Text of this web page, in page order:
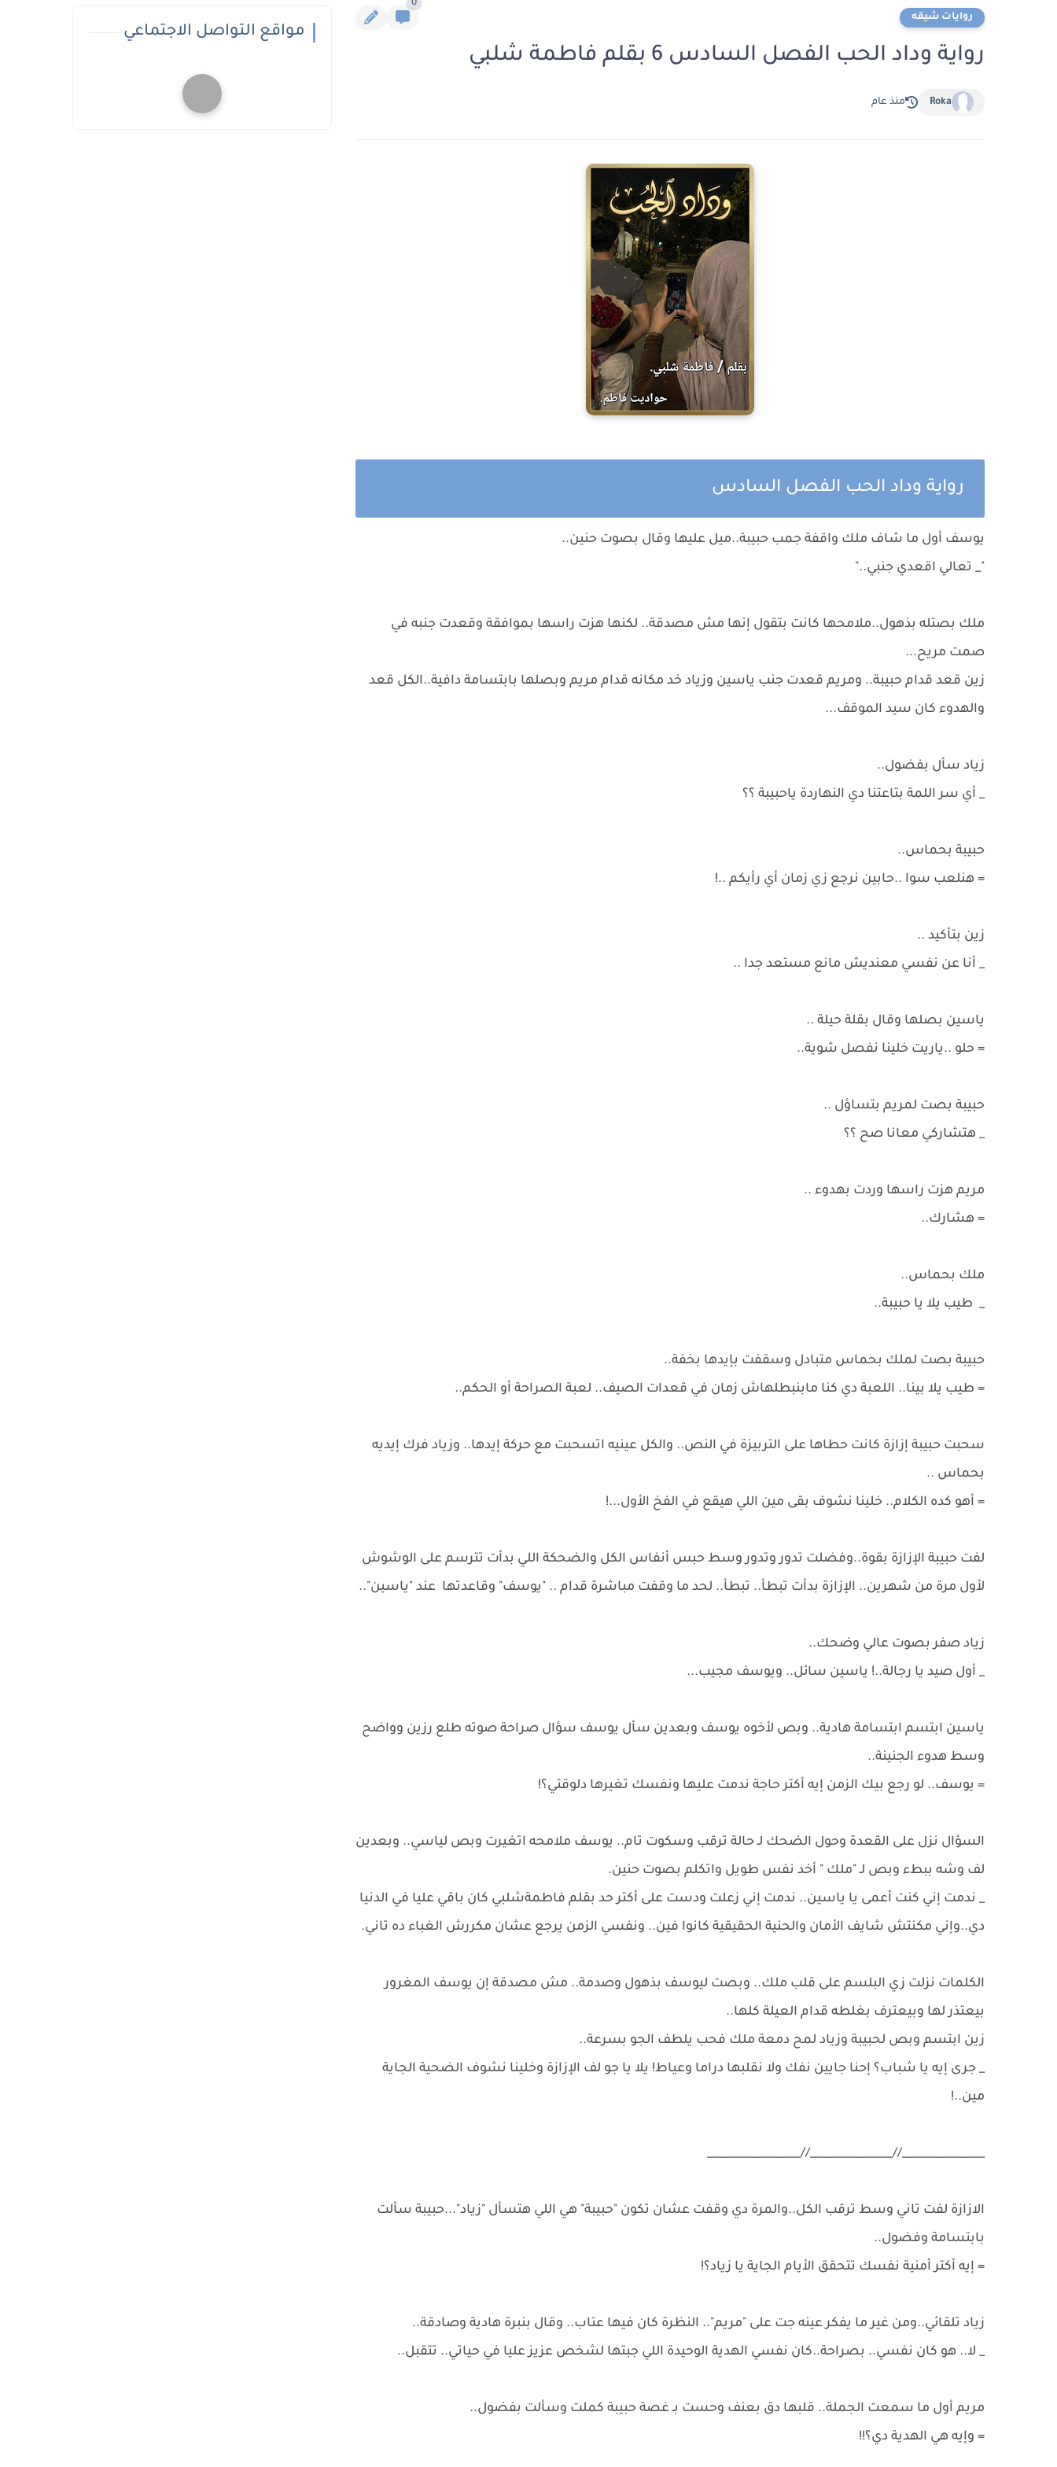
روايات شيقه
0
رواية وداد الحب الفصل السادس 6 بقلم فاطمة شلبي
Roka منذ عام
رواية وداد الحب الفصل السادس
يوسف أول ما شاف ملك واقفة جمب حبيبة..ميل عليها وقال بصوت حنين..
​"_ تعالي اقعدي جنبي.."
​ملك بصتله بذهول..ملامحها كانت بتقول إنها مش مصدقة.. لكنها هزت راسها بموافقة وقعدت جنبه في
صمت مريح...
​زين قعد قدام حبيبة.. ومريم قعدت جنب ياسين وزياد خد مكانه قدام مريم وبصلها بابتسامة دافية..الكل قعد
والهدوء كان سيد الموقف...
زياد سأل بفضول..
_ أي سر اللمة بتاعتنا دي النهاردة ياحبيبة ؟؟
حبيبة بحماس..
= هنلعب سوا ..حابين نرجع زي زمان أي رأيكم ..!
زين بتأكيد ..
_ أنا عن نفسي معنديش مانع مستعد جدا ..
ياسين بصلها وقال بقلة حيلة ..
= حلو ..ياريت خلينا نفصل شوية..
حبيبة بصت لمريم بتساؤل ..
_ هتشاركي معانا صح ؟؟
مريم هزت راسها وردت بهدوء ..
= هشارك..
ملك بحماس..
_ طيب يلا يا حبيبة..
حبيبة بصت لملك بحماس متبادل وسقفت بإيدها بخفة..
​= طيب يلا بينا.. اللعبة دي كنا مابنبطلهاش زمان في قعدات الصيف.. لعبة الصراحة أو الحكم..
​سحبت حبيبة إزازة كانت حطاها على التربيزة في النص.. والكل عينيه اتسحبت مع حركة إيدها.. وزياد فرك إيديه
بحماس ..
​= أهو كده الكلام.. خلينا نشوف بقى مين اللي هيقع في الفخ الأول...!
​لفت حبيبة الإزازة بقوة..وفضلت تدور وتدور وسط حبس أنفاس الكل والضحكة اللي بدأت تترسم على الوشوش
لأول مرة من شهرين.. الإزازة بدأت تبطأ.. تبطأ.. لحد ما وقفت مباشرة قدام .. "يوسف" وقاعدتها عند "ياسين"..
​زياد صفر بصوت عالي وضحك..
​_ أول صيد يا رجالة..! ياسين سائل.. ويوسف مجيب...
​ياسين ابتسم ابتسامة هادية.. وبص لأخوه يوسف وبعدين سأل يوسف سؤال صراحة صوته طلع رزين وواضح
وسط هدوء الجنينة..
​= يوسف.. لو رجع بيك الزمن إيه أكتر حاجة ندمت عليها ونفسك تغيرها دلوقتي؟!
​السؤال نزل على القعدة وحول الضحك لـ حالة ترقب وسكوت تام.. يوسف ملامحه اتغيرت وبص لياسي.. وبعدين
لف وشه ببطء وبص لـ "ملك " أخد نفس طويل واتكلم بصوت حنين.
​_ ندمت إني كنت أعمى يا ياسين.. ندمت إني زعلت ودست على أكتر حد بقلم فاطمةشلبي كان باقي عليا في الدنيا
دي..وإني مكنتش شايف الأمان والحنية الحقيقية كانوا فين.. ونفسي الزمن يرجع عشان مكررش الغباء ده تاني.
​الكلمات نزلت زي البلسم على قلب ملك.. وبصت ليوسف بذهول وصدمة.. مش مصدقة إن يوسف المغرور
بيعتذر لها وبيعترف بغلطه قدام العيلة كلها..
​زين ابتسم وبص لحبيبة وزياد لمح دمعة ملك فحب يلطف الجو بسرعة..
​_ جرى إيه يا شباب؟ إحنا جايين نفك ولا نقلبها دراما وعياط! يلا يا جو لف الإزازة وخلينا نشوف الضحية الجاية
مين..!
_______________//_______________//_________________
الازازة لفت تاني وسط ترقب الكل..والمرة دي وقفت عشان تكون "حبيبة" هي اللي هتسأل "زياد"...حبيبة سألت
بابتسامة وفضول..
​= إيه أكتر أمنية نفسك تتحقق الأيام الجاية يا زياد؟!
​زياد تلقائي..ومن غير ما يفكر عينه جت على "مريم".. النظرة كان فيها عتاب.. وقال بنبرة هادية وصادقة..
​_ لا.. هو كان نفسي.. بصراحة..كان نفسي الهدية الوحيدة اللي جبتها لشخص عزيز عليا في حياتي.. تتقبل..
​مريم أول ما سمعت الجملة.. قلبها دق بعنف وحست بـ غصة حبيبة كملت وسألت بفضول..
​= وإيه هي الهدية دي؟!!
مواقع التواصل الاجتماعي